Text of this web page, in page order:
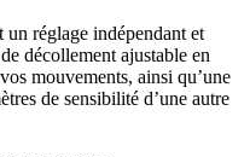
réglage indépendant et
décollement ajustable en
mouvements, ainsi qu’une
de sensibilité d’une autre